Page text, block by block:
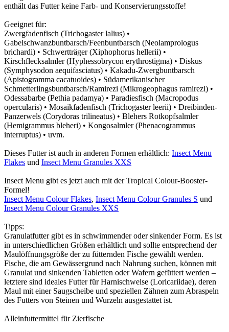
enthält das Futter keine Farb- und Konservierungsstoffe!
Geeignet für:
Zwergfadenfisch (Trichogaster lalius) •
Gabelschwanzbuntbarsch/Feenbuntbarsch (Neolamprologus
brichardi) • Schwertträger (Xiphophorus hellerii) •
Kirschflecksalmler (Hyphessobrycon erythrostigma) • Diskus
(Symphysodon aequifasciatus) • Kakadu-Zwergbuntbarsch
(Apistogramma cacatuoides) • Südamerikanischer
Schmetterlingsbuntbarsch/Ramirezi (Mikrogeophagus ramirezi) •
Odessabarbe (Pethia padamya) • Paradiesfisch (Macropodus
opercularis) • Mosaikfadenfisch (Trichogaster leerii) • Dreibinden-
Panzerwels (Corydoras trilineatus) • Blehers Rotkopfsalmler
(Hemigrammus bleheri) • Kongosalmler (Phenacogrammus
interruptus) • uvm.
Dieses Futter ist auch in anderen Formen erhältlich: Insect Menu
Flakes und Insect Menu Granules XXS
Insect Menu gibt es jetzt auch mit der Tropical Colour-Booster-
Formel!
Insect Menu Colour Flakes, Insect Menu Colour Granules S und
Insect Menu Colour Granules XXS
Tipps:
Granulatfutter gibt es in schwimmender oder sinkender Form. Es ist
in unterschiedlichen Größen erhältlich und sollte entsprechend der
Maulöffnungsgröße der zu fütternden Fische gewählt werden.
Fische, die am Gewässergrund nach Nahrung suchen, können mit
Granulat und sinkenden Tabletten oder Wafern gefüttert werden –
letztere sind ideales Futter für Harnischwelse (Loricariidae), deren
Maul mit einer Saugscheibe und speziellen Zähnen zum Abraspeln
des Futters von Steinen und Wurzeln ausgestattet ist.
Alleinfuttermittel für Zierfische